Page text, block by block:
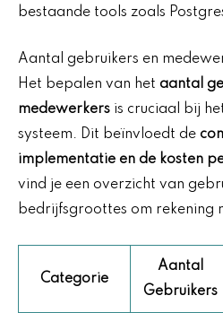
bestaande tools zoals
Aantal gebruikers en
Het bepalen van het aantal
medewerkers is cruciaal bij
systeem. Dit beïnvloedt de
implementatie en de kosten
vind je een overzicht van
bedrijfsgroottes om rekening
Categorie
Aantal
Gebruikers